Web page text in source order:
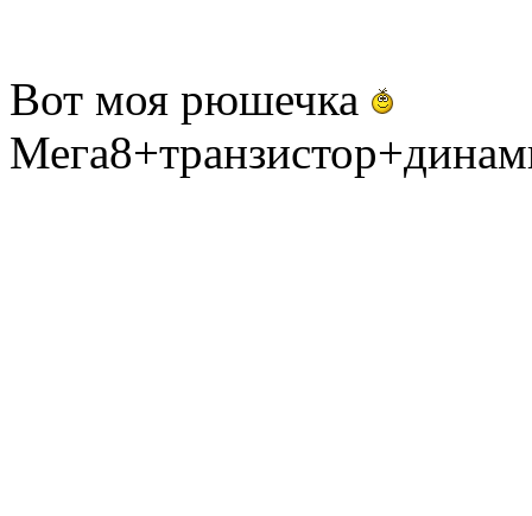
Вот моя рюшечка